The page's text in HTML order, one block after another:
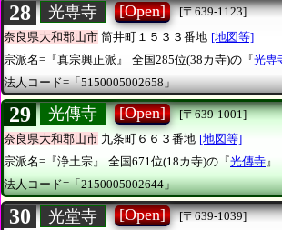
28 光専寺 [Open]
[〒639-1123]
奈良県大和郡山市 筒井町１５３３番地 [地図等]
宗派名=『真宗興正派』
全国285位(38カ寺)の『光専
法人コード=「5150005002658」
29 光傳寺 [Open]
[〒639-1001]
奈良県大和郡山市 九条町６６３番地 [地図等]
宗派名=『浄土宗』
全国671位(18カ寺)の『光傳寺 』
法人コード=「2150005002644」
30 光堂寺 [Open]
[〒639-1039]